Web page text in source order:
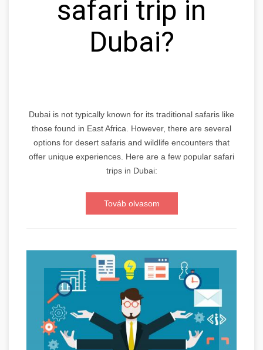
safari trip in
Dubai?
Dubai is not typically known for its traditional safaris like
those found in East Africa. However, there are several
options for desert safaris and wildlife encounters that
offer unique experiences. Here are a few popular safari
trips in Dubai:
Továb olvasom